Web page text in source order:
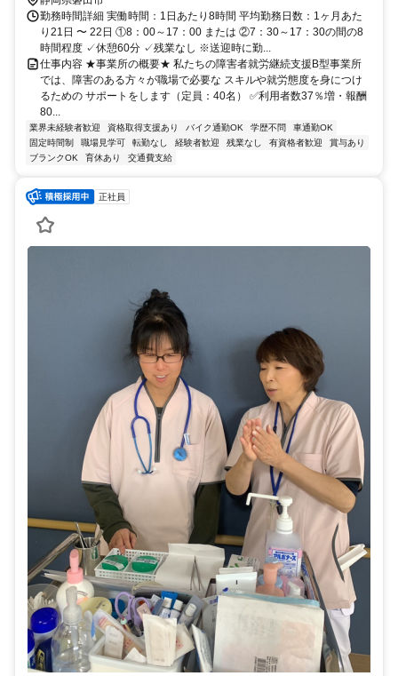
勤務時間詳細 実働時間：1日あたり8時間 平均勤務日数：1ヶ月あた
り21日 〜 22日 ①8：00～17：00 または ②7：30～17：30の間の8
時間程度 ✓休憩60分 ✓残業なし ※送迎時に勤...
仕事内容 ★事業所の概要★ 私たちの障害者就労継続支援B型事業所
では、障害のある方々が職場で必要な スキルや就労態度を身につけ
るための サポートをします（定員：40名） ✅利用者数37％増・報酬
80...
業界未経験者歓迎 資格取得支援あり バイク通勤OK 学歴不問
車通勤OK
固定時間制
職場見学可 転勤なし 経験者歓迎 残業なし 有資格者歓迎
賞与あり
ブランクOK
育休あり 交通費支給
正社員